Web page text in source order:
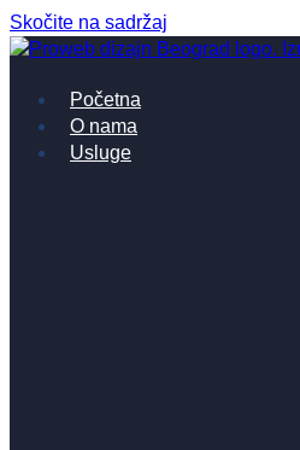
Skočite na sadržaj
Početna
O nama
Usluge